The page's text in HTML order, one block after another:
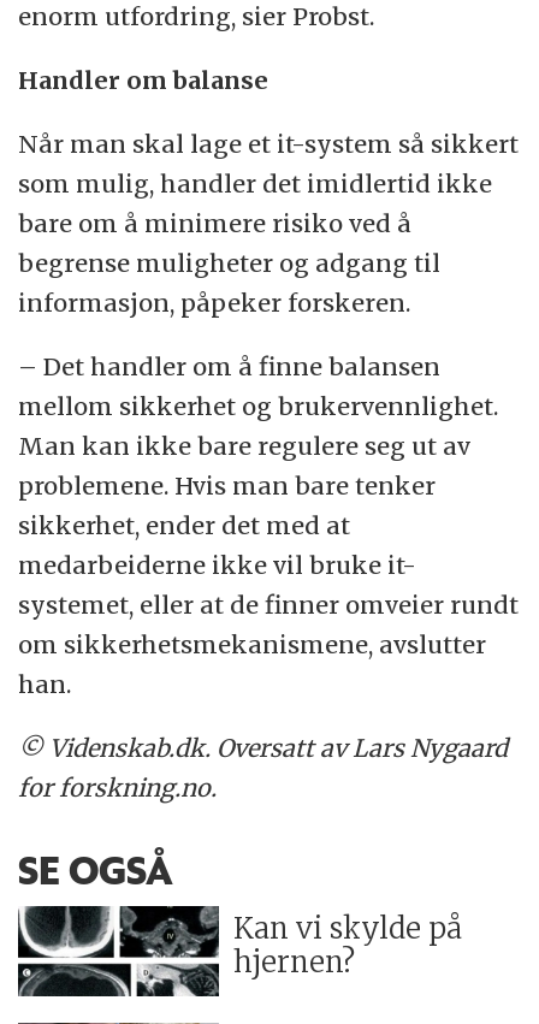
enorm utfordring, sier Probst.
Handler om balanse
Når man skal lage et it-system så sikkert
som mulig, handler det imidlertid ikke
bare om å minimere risiko ved å
begrense muligheter og adgang til
informasjon, påpeker forskeren.
– Det handler om å finne balansen
mellom sikkerhet og brukervennlighet.
Man kan ikke bare regulere seg ut av
problemene. Hvis man bare tenker
sikkerhet, ender det med at
medarbeiderne ikke vil bruke it-
systemet, eller at de finner omveier rundt
om sikkerhetsmekanismene, avslutter
han.
© Videnskab.dk. Oversatt av Lars Nygaard
for forskning.no.
SE OGSÅ
Kan vi skylde på
hjernen?